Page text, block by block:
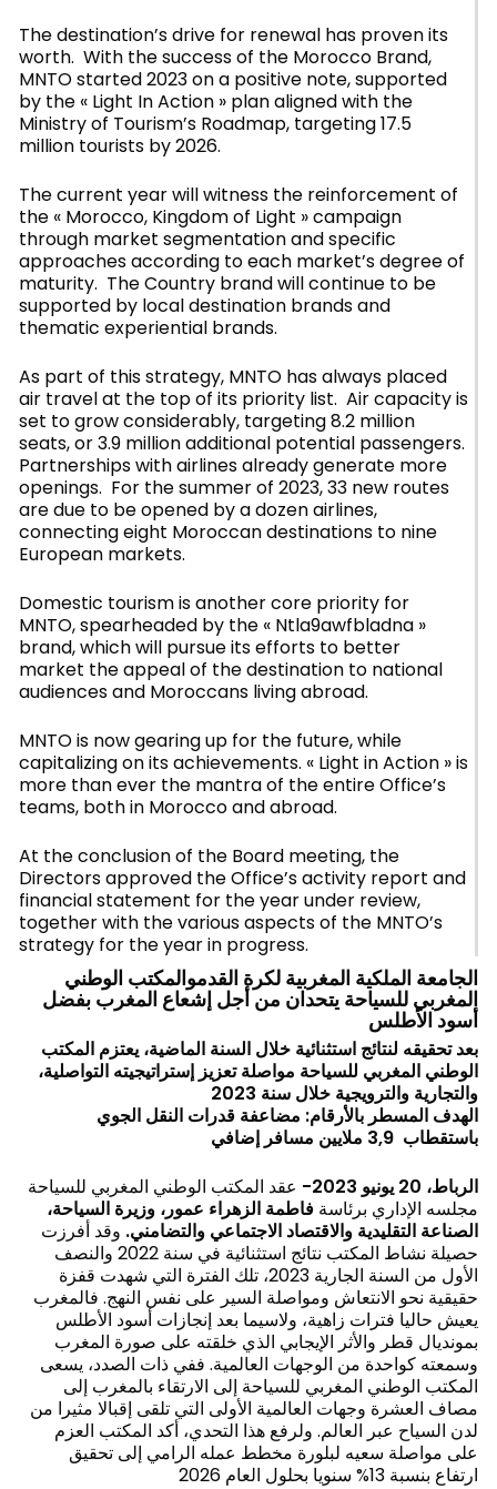
The destination’s drive for renewal has proven its
worth. With the success of the Morocco Brand,
MNTO started 2023 on a positive note, supported
by the « Light In Action » plan aligned with the
Ministry of Tourism’s Roadmap, targeting 17.5
million tourists by 2026.
The current year will witness the reinforcement of
the « Morocco, Kingdom of Light » campaign
through market segmentation and specific
approaches according to each market’s degree of
maturity. The Country brand will continue to be
supported by local destination brands and
thematic experiential brands.
As part of this strategy, MNTO has always placed
air travel at the top of its priority list. Air capacity is
set to grow considerably, targeting 8.2 million
seats, or 3.9 million additional potential passengers.
Partnerships with airlines already generate more
openings. For the summer of 2023, 33 new routes
are due to be opened by a dozen airlines,
connecting eight Moroccan destinations to nine
European markets.
Domestic tourism is another core priority for
MNTO, spearheaded by the « Ntla9awfbladna »
brand, which will pursue its efforts to better
market the appeal of the destination to national
audiences and Moroccans living abroad.
MNTO is now gearing up for the future, while
capitalizing on its achievements. « Light in Action » is
more than ever the mantra of the entire Office’s
teams, both in Morocco and abroad.
At the conclusion of the Board meeting, the
Directors approved the Office’s activity report and
financial statement for the year under review,
together with the various aspects of the MNTO’s
strategy for the year in progress.
الجامعة الملكية المغربية لكرة القدموالمكتب الوطني
المغربي للسياحة يتحدان من أجل إشعاع المغرب بفضل
أسود الأطلس
بعد تحقيقه لنتائج استثنائية خلال السنة الماضية، يعتزم المكتب
الوطني المغربي للسياحة مواصلة تعزيز إستراتيجيته التواصلية،
والتجارية والترويجية خلال سنة 2023
الهدف المسطر بالأرقام: مضاعفة قدرات النقل الجوي
باستقطاب 3,9 ملايين مسافر إضافي
الرباط، 20 يونيو 2023-
عقد المكتب الوطني المغربي للسياحة
مجلسه الإداري برئاسةفاطمة الزهراء عمور، وزيرة السياحة،
الصناعة التقليدية والاقتصاد الاجتماعي والتضامني. وقد أفرزت
حصيلة نشاط المكتب نتائج استثنائية في سنة 2022 والنصف
الأول من السنة الجارية 2023، تلك الفترة التي شهدت قفزة
حقيقية نحو الانتعاش ومواصلة السير على نفس النهج. فالمغرب
يعيش حاليا فترات زاهية، ولاسيما بعد إنجازات أسود الأطلس
بمونديال قطر والأثر الإيجابي الذي خلقته على صورة المغرب
وسمعته كواحدة من الوجهات العالمية. ففي ذات الصدد، يسعى
المكتب الوطني المغربي للسياحة إلى الارتقاء بالمغرب إلى
مصاف العشرة وجهات العالمية الأولى التي تلقى إقبالا مثيرا من
لدن السياح عبر العالم. ولرفع هذا التحدي، أكد المكتب العزم
على مواصلة سعيه لبلورة مخطط عمله الرامي إلى تحقيق
ارتفاع بنسبة 13% سنويا بحلول العام 2026